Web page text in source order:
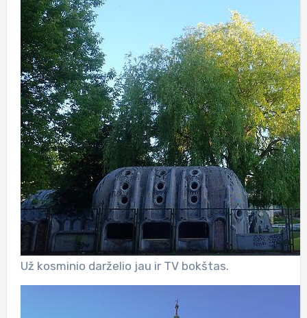
Už kosminio darželio jau ir TV bokštas.